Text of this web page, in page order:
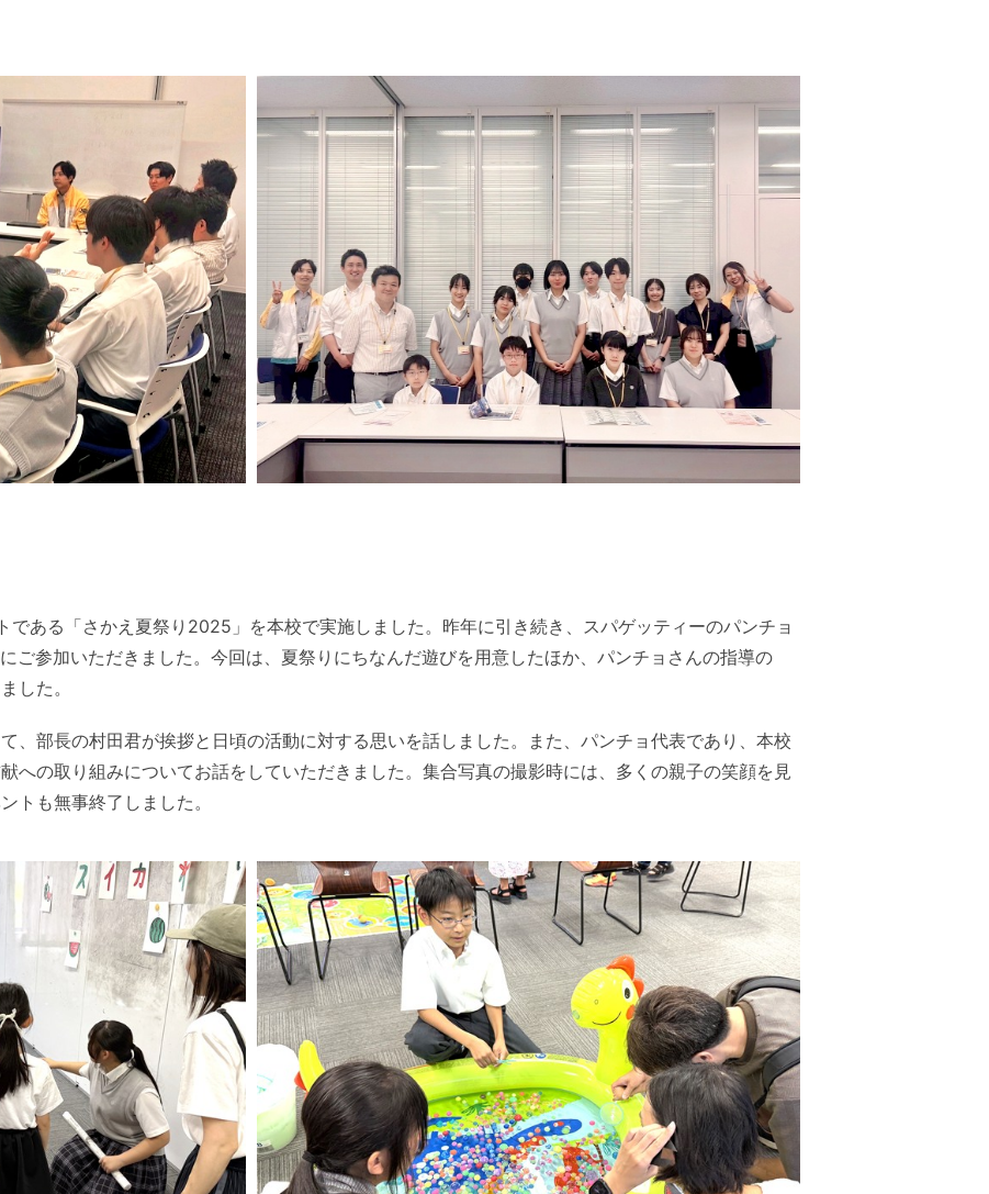
ある「さかえ夏祭り2025」を本校で実施しました。昨年に引き続き、スパゲッティーのパンチョ
ご参加いただきました。今回は、夏祭りにちなんだ遊びを用意したほか、パンチョさんの指導の
した。
、部長の村田君が挨拶と日頃の活動に対する思いを話しました。また、パンチョ代表であり、本校
への取り組みについてお話をしていただきました。集合写真の撮影時には、多くの親子の笑顔を見
トも無事終了しました。